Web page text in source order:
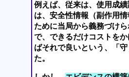
例えば、従来は、使用成
は、安全性情報（副作用
ために当局から義務づけ
で、できるだけコストを
ばそれで良いという、「
た。